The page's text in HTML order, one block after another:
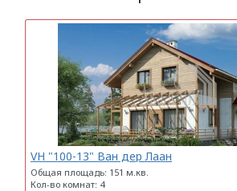
VH "100-13" Ван дер Лаан
Общая площадь: 151 м.кв.
Кол-во комнат: 4